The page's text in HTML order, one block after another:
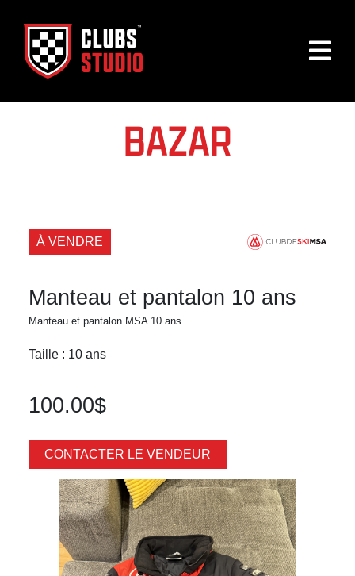
BAZAR
À VENDRE
Manteau et pantalon 10 ans
Manteau et pantalon MSA 10 ans
Taille : 10 ans
100.00$
CONTACTER LE VENDEUR